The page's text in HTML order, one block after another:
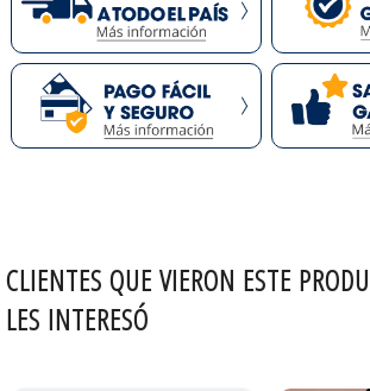
CLIENTES QUE VIERON ESTE
LES INTERESÓ